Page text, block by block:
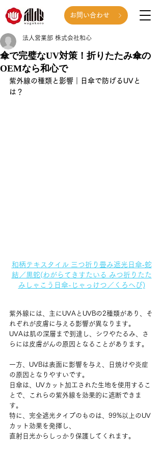
お問い合わせ
傘で完璧なUV対策！折りたたみ傘の
OEMなら和心で
法人営業部 株式会社和心
紫外線の種類と影響｜日傘で防げるUVと
は？
和柄テキスタイル 三つ折り畳み遮光日傘‐蛇
結／黒蛇(わがらてきすたいる みつ折りたた
みしゃこう日傘-じゃっけつ／くろへび)
紫外線には、主にUVAとUVBの2種類があり、そ
れぞれが皮膚に与える影響が異なります。
UVAは肌の深層まで到達し、シワやたるみ、さ
らには皮膚がんの原因となることがあります。
一方、UVBは表面に影響を与え、日焼けや炎症
の原因となりやすいです。
日傘は、UVカット加工された生地を使用するこ
とで、これらの紫外線を効果的に遮断できま
す。
特に、完全遮光タイプのものは、99%以上のUV
カット効果を発揮し、
直射日光からしっかり保護してくれます。